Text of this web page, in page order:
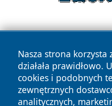
Nasza strona
działała prawidłowo.
cookies i podobnych
zewnętrznych
analitycznych,
Copyright © 2026
zastrzeżone.